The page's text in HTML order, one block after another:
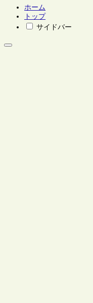
ホーム
トップ
サイドバー